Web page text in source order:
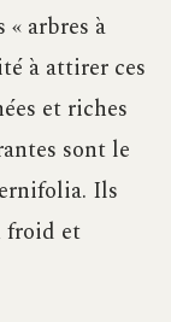
arbres à
à attirer ces
et riches
sont le
Ils
froid et